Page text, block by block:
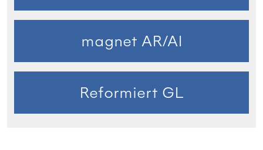
magnet AR/AI
Reformiert GL